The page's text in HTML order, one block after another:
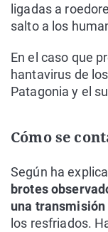
ligadas a
salto a los
En el caso que
hantavirus de los
Patagonia y el
Cómo se
Según ha
brotes
una
los resfriados.